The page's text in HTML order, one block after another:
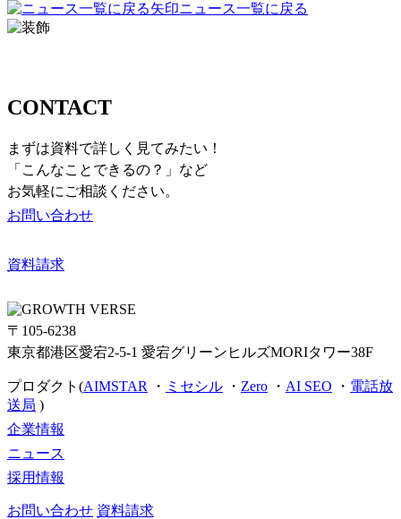
ニュース一覧に戻る
CONTACT
まずは資料で詳しく見てみたい！
「こんなことできるの？」など
お気軽にご相談ください。
お問い合わせ
資料請求
〒105-6238
東京都港区愛宕2-5-1 愛宕グリーンヒルズMORIタワー38F
プロダクト(AIMSTAR ・ ミセシル ・ Zero ・ AI SEO ・ 電話放
送局 )
企業情報
ニュース
採用情報
お問い合わせ 資料請求